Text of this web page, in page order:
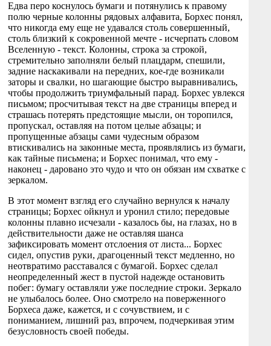
Едва перо коснулось бумаги и потянулись к правому
полю черные колонны рядовых алфавита, Борхес понял,
что никогда ему еще не удавался столь совершенный,
столь близкий к сокровенной мечте - исчерпать словом
Вселенную - текст. Колонны, строка за строкой,
стремительно заполняли белый плацдарм, спешили,
задние наскакивали на передних, кое-где возникали
заторы и свалки, но шагающие быстро выравнивались,
чтобы продолжить триумфальный парад. Борхес увлекся
письмом; просчитывая текст на две страницы вперед и
страшась потерять предстоящие мысли, он торопился,
пропускал, оставляя на потом целые абзацы; и
пропущенные абзацы сами чудесным образом
втискивались на законные места, проявлялись из бумаги,
как тайные письмена; и Борхес понимал, что ему -
наконец - даровано это чудо и что он обязан им схватке с
зеркалом.
В этот момент взгляд его случайно вернулся к началу
страницы; Борхес ойкнул и уронил стило; передовые
колонны плавно исчезали - казалось бы, на глазах, но в
действительности даже не оставляя шанса
зафиксировать момент отслоения от листа... Борхес
сидел, опустив руки, драгоценный текст медленно, но
неотвратимо расставался с бумагой. Борхес сделал
неопределенный жест в пустой надежде остановить
побег: бумагу оставляли уже последние строки. Зеркало
не улыбалось более. Оно смотрело на поверженного
Борхеса даже, кажется, и с сочувствием, и с
пониманием, лишний раз, впрочем, подчеркивая этим
безусловность своей победы.